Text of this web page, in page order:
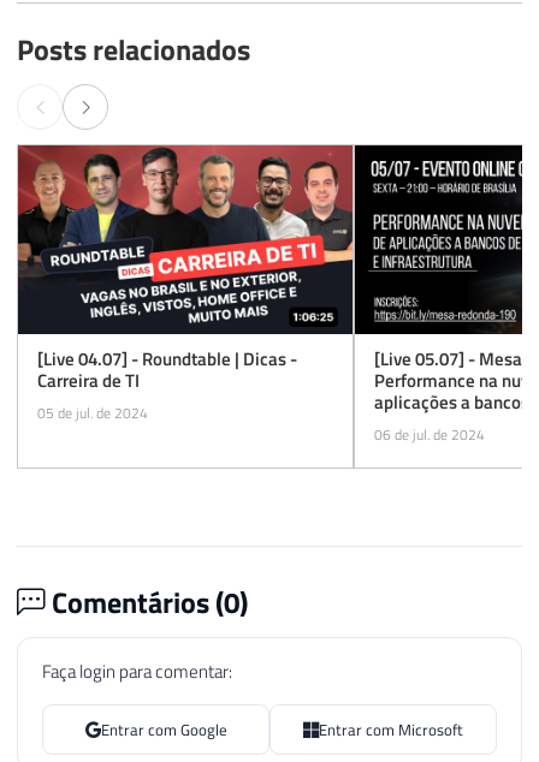
Posts relacionados
[Live 04.07] - Roundtable | Dicas -
Carreira de TI
05 de jul. de 2024
[Live 05.07] - Mesa
Performance na
aplicações a bancos
infraestrutura
06 de jul. de 2024
Comentários (0)
Faça login para comentar:
Entrar com Google Entrar com Microsoft